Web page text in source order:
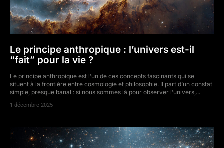
Le principe anthropique : l’univers est-il
“fait” pour la vie ?
Le principe anthropique est l’un de ces concepts fascinants qui se
situent à la frontière entre cosmologie et philosophie. Il part d’un constat
simple, presque banal : si nous sommes là pour observer l’univers,...
1 décembre 2025